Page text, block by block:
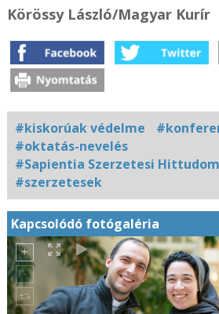
Körössy László/Magyar Kurír
#kiskorúak védelme
#oktatás-nevelés
#Sapientia Szerzetesi
#szerzetesek
Kapcsolódó fotógaléria